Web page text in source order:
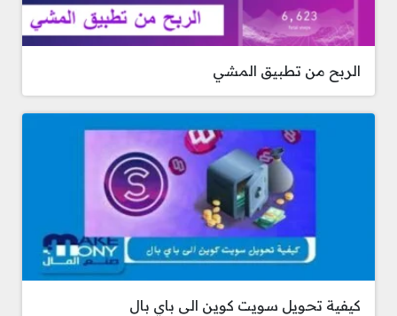
الربح من تطبيق المشي
كيفية تحويل سويت كوين الى باي بال